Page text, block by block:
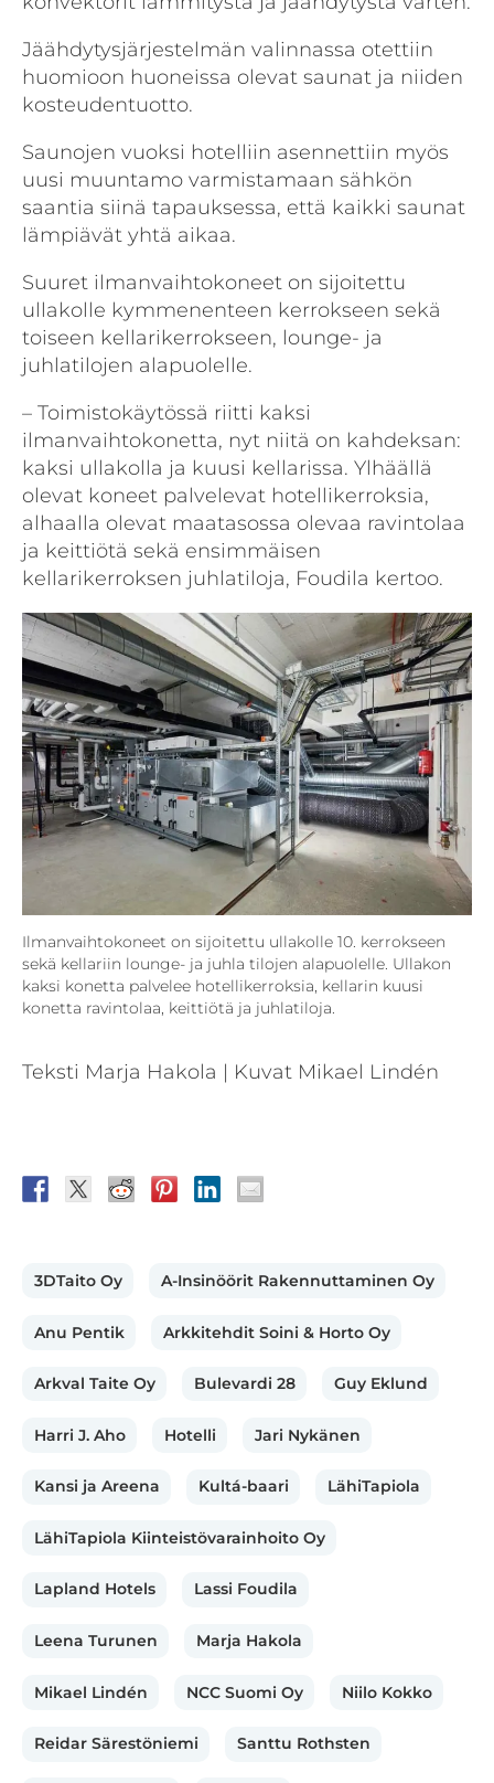
Jäähdytysjärjestelmän valinnassa otettiin
huomioon huoneissa olevat saunat ja niiden
kosteudentuotto.
Saunojen vuoksi hotelliin asennettiin myös
uusi muuntamo varmistamaan sähkön
saantia siinä tapauksessa, että kaikki saunat
lämpiävät yhtä aikaa.
Suuret ilmanvaihtokoneet on sijoitettu
ullakolle kymmenenteen kerrokseen sekä
toiseen kellarikerrokseen, lounge- ja
juhlatilojen alapuolelle.
– Toimistokäytössä riitti kaksi
ilmanvaihtokonetta, nyt niitä on kahdeksan:
kaksi ullakolla ja kuusi kellarissa. Ylhäällä
olevat koneet palvelevat hotellikerroksia,
alhaalla olevat maatasossa olevaa ravintolaa
ja keittiötä sekä ensimmäisen
kellarikerroksen juhlatiloja, Foudila kertoo.
Ilmanvaihtokoneet on sijoitettu ullakolle 10. kerrokseen
sekä kellariin lounge- ja juhla tilojen alapuolelle. Ullakon
kaksi konetta palvelee hotellikerroksia, kellarin kuusi
konetta ravintolaa, keittiötä ja juhlatiloja.
Teksti Marja Hakola | Kuvat Mikael Lindén
3DTaito Oy A-Insinöörit Rakennuttaminen Oy
Anu Pentik Arkkitehdit Soini & Horto Oy
Arkval Taite Oy Bulevardi 28 Guy Eklund
Harri J. Aho Hotelli Jari Nykänen
Kansi ja Areena Kultá-baari LähiTapiola
LähiTapiola Kiinteistövarainhoito Oy
Lapland Hotels Lassi Foudila
Leena Turunen Marja Hakola
Mikael Lindén NCC Suomi Oy Niilo Kokko
Reidar Särestöniemi Santtu Rothsten